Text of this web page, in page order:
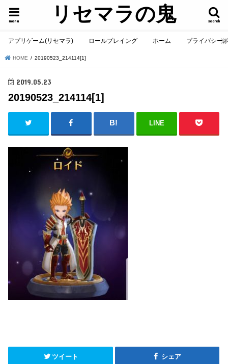
リセマラの鬼 search
menu
アプリゲーム(リセマラ) ロールプレイング ホーム プライバシー
HOME 20190523_214114[1]
2019.05.23
20190523_214114[1]
LINE
ツイート シェア